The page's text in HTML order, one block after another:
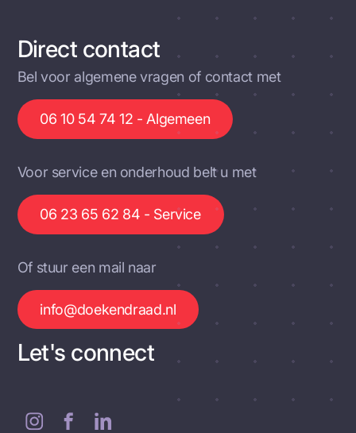
Direct contact
Bel voor algemene vragen of contact met
06 10 54 74 12 - Algemeen
Voor service en onderhoud belt u met
06 23 65 62 84 - Service
Of stuur een mail naar
info@doekendraad.nl
Let's connect